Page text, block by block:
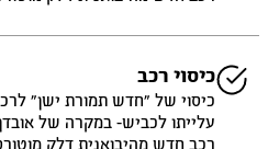
כיסוי רכב
עלייתו לכביש- במקרה של אובדן